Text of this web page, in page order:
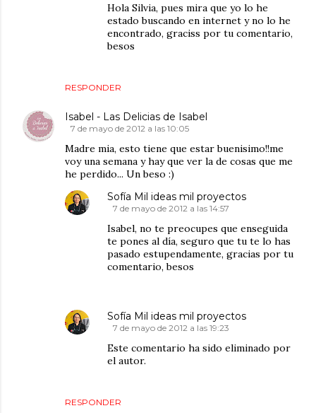
RESPONDER
Hola Silvia, pues mira que yo lo he
estado buscando en internet y no lo he
encontrado, graciss por tu comentario,
besos
Isabel - Las Delicias de Isabel
7 de mayo de 2012 a las 10:05
Madre mia, esto tiene que estar buenisimo!!me
voy una semana y hay que ver la de cosas que me
he perdido... Un beso :)
RESPONDER
Sofía Mil ideas mil proyectos
7 de mayo de 2012 a las 14:57
Isabel, no te preocupes que enseguida
te pones al día, seguro que tu te lo has
pasado estupendamente, gracias por tu
comentario, besos
Sofía Mil ideas mil proyectos
7 de mayo de 2012 a las 19:23
Este comentario ha sido eliminado por
el autor.